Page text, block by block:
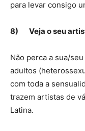
para levar consigo
8) Veja o seu
Não perca a sua/
adultos
com toda a
trazem artistas de
Latina.